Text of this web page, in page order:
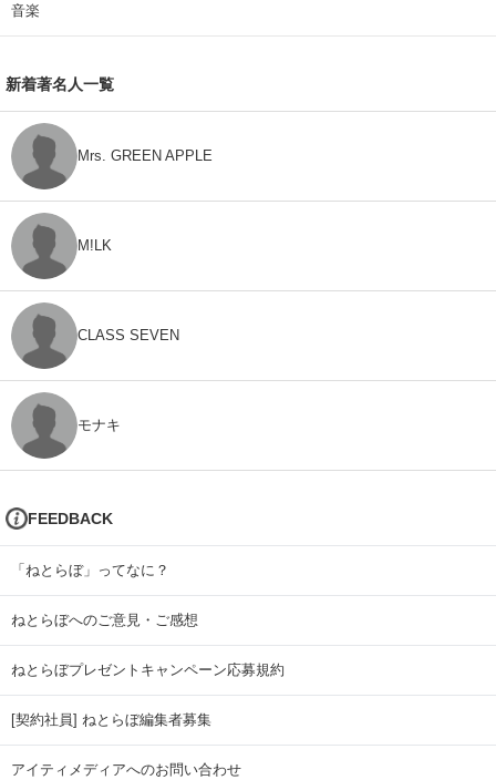
音楽
新着著名人一覧
Mrs. GREEN APPLE
M!LK
CLASS SEVEN
モナキ
FEEDBACK
「ねとらぼ」ってなに？
ねとらぼへのご意見・ご感想
ねとらぼプレゼントキャンペーン応募規約
[契約社員] ねとらぼ編集者募集
アイティメディアへのお問い合わせ